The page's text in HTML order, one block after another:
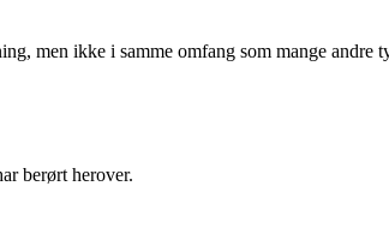
men ikke i samme omfang som mange
berørt herover.